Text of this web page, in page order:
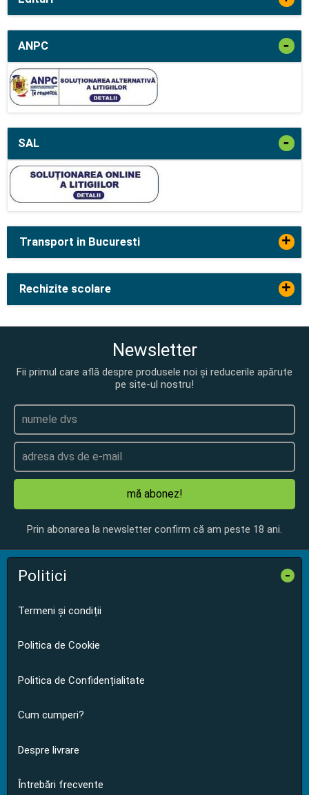
ANPC -
SAL -
Transport in Bucuresti +
Rechizite scolare +
Newsletter
Fii primul care află despre produsele noi și reducerile apărute
pe site-ul nostru!
mă abonez!
Prin abonarea la newsletter confirm că am peste 18 ani.
Politici -
Termeni și condiții
Politica de Cookie
Politica de Confidențialitate
Cum cumperi?
Despre livrare
Întrebări frecvente